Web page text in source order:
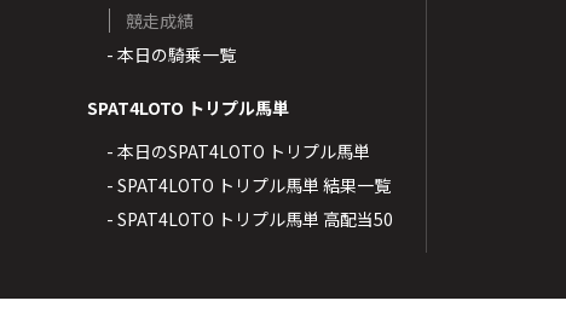
競走成績
- 本日の騎乗一覧
SPAT4LOTO トリプル馬単
- 本日のSPAT4LOTO トリプル馬単
- SPAT4LOTO トリプル馬単 結果一覧
- SPAT4LOTO トリプル馬単 高配当50